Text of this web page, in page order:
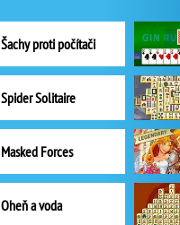
Šachy proti počítači
Spider Solitaire
Masked Forces
Oheň a voda